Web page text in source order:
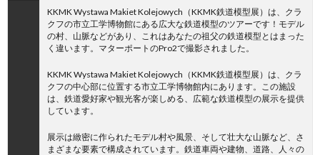
KKMK Wystawa Makiet Kolejowych（KKMK鉄道模型展）は、クラ
クフの市立工学博物館にある広大な鉄道模型のツアーです！モデル
の村、山脈などがあり、これはあなたの祖父の鉄道模型とはまった
く違います。マターポートのPro2で撮影されました。
KKMK Wystawa Makiet Kolejowych（KKMK鉄道模型展）は、クラ
クフの中心部に位置する市立工学博物館内にあります。この施設
は、鉄道愛好家や観光客が楽しめる、広範な鉄道模型の展示を提供
しています。
展示は緻密に作られたモデル村や風景、そして壮大な山脈など、さ
まざまな要素で構成されています。鉄道車両や建物、道路、人々の